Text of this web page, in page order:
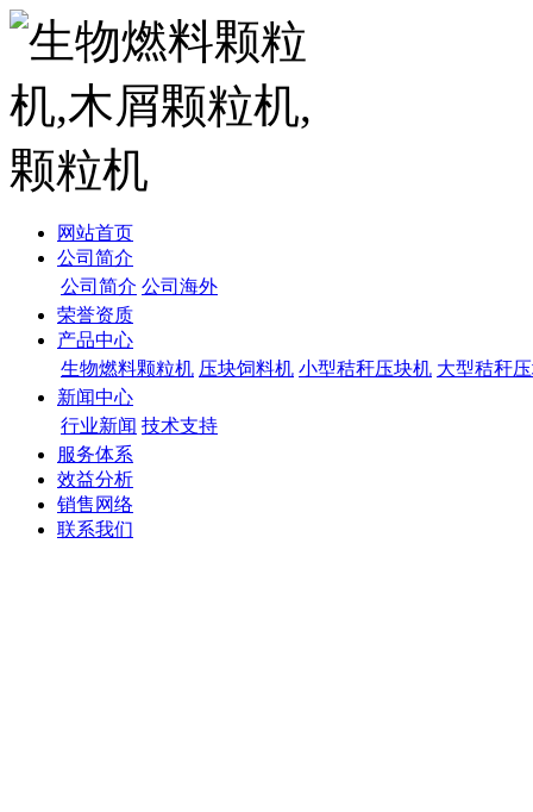
网站首页
公司简介
公司简介 公司海外
荣誉资质
产品中心
生物燃料颗粒机 压块饲料机 小型秸秆压块机 大型秸秆
新闻中心
行业新闻 技术支持
服务体系
效益分析
销售网络
联系我们